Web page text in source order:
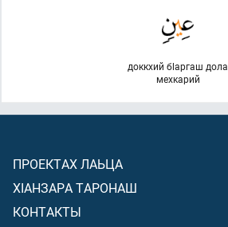
доккхий бlаргаш дола
мехкарий
ПРОЕКТАХ ЛАЬЦА
ХIАНЗАРА ТАРОНАШ
КОНТАКТЫ